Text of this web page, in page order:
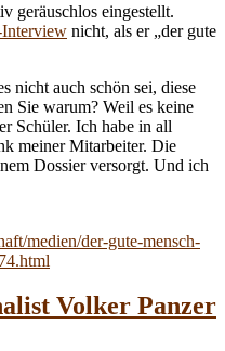
geräuschlos eingestellt.
Interview nicht, als er „der gute
nicht auch schön sei, diese
Sie warum? Weil es keine
Schüler. Ich habe in all
meiner Mitarbeiter. Die
Dossier versorgt. Und ich
medien/der-gute-mensch-
Volker Panzer